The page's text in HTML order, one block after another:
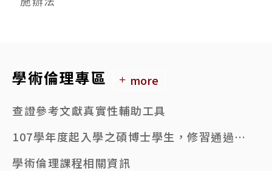
學術倫理專區
more
查證參考文獻真實性輔助工具
107學年度起入學之碩博士學生，修習通過6小時學術倫理課程者，始得申請學位考試。
學術倫理課程相關資訊